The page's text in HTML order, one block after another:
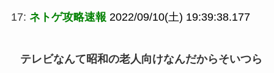
17: ネトゲ攻略速報 2022/09/10(土) 19:39:38.177
テレビなんて昭和の老人向けなんだからそいつら